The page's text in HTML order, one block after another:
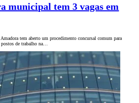
municipal tem 3 vagas em
tem aberto um procedimento concursal comum para
postos de trabalho na…